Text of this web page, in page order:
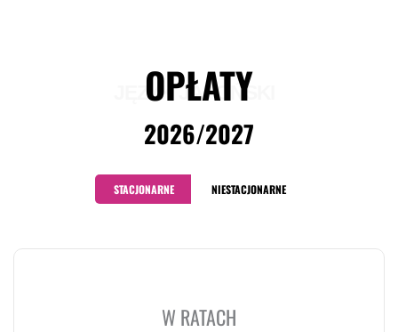
JĘZYK JAPOŃSKI
OPŁATY
2026/2027
STACJONARNE NIESTACJONARNE
W RATACH